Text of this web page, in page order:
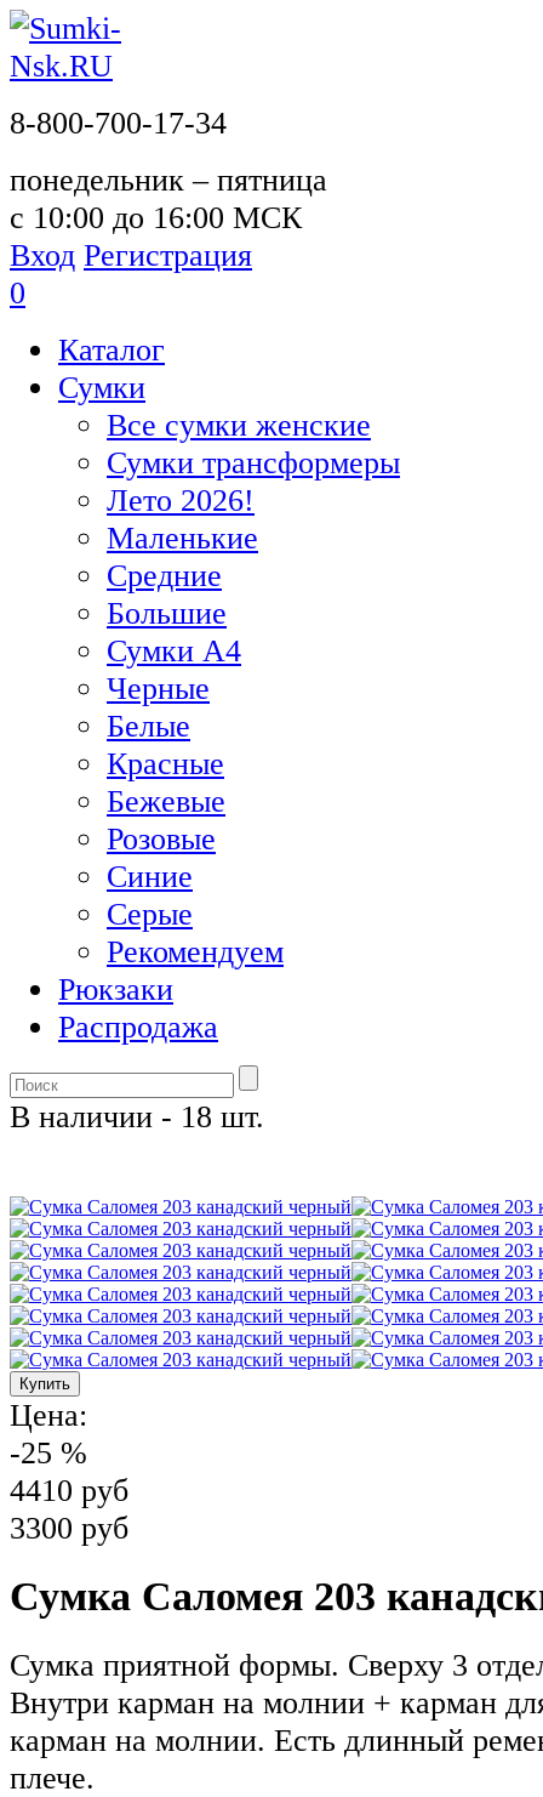
8-800-700-17-34
понедельник – пятница
с 10:00 до 16:00 МСК
Вход Регистрация
0
Каталог
Сумки
Все сумки женские
Сумки трансформеры
Лето 2026!
Маленькие
Средние
Большие
Сумки А4
Черные
Белые
Красные
Бежевые
Розовые
Синие
Серые
Рекомендуем
Рюкзаки
Распродажа
В наличии - 18 шт.
Цена:
-25 %
4410 руб
3300 руб
Сумка Саломея 203
Сумка приятной формы. Сверху 3
Внутри карман на молнии + карман
карман на молнии. Есть длинный
плече.